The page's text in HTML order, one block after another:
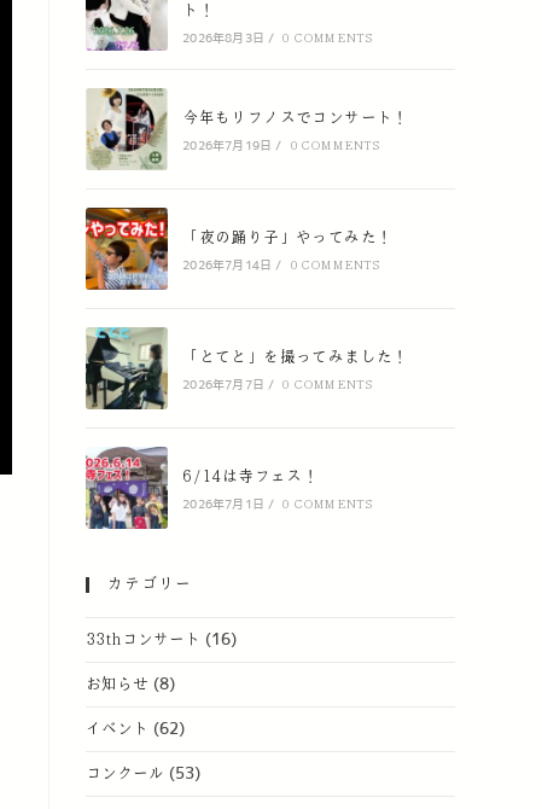
ト！
2026年8月3日 / 0 COMMENTS
今年もリフノスでコンサート！
2026年7月19日 / 0 COMMENTS
「夜の踊り子」やってみた！
2026年7月14日 / 0 COMMENTS
「とてと」を撮ってみました！
2026年7月7日 / 0 COMMENTS
6/14は寺フェス！
2026年7月1日 / 0 COMMENTS
カテゴリー
33thコンサート (16)
お知らせ (8)
イベント (62)
コンクール (53)